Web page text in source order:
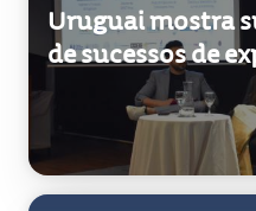
Uruguai mostra
de sucessos de